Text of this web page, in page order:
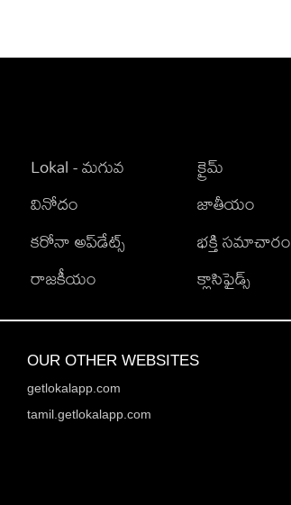
Lokal - మగువ
వినోదం
కరోనా అప్‌డేట్స్
రాజకీయం
క్రైమ్
జాతీయం
భక్తి సమాచారం
క్లాసిఫైడ్స్
OUR OTHER WEBSITES
getlokalapp.com
tamil.getlokalapp.com